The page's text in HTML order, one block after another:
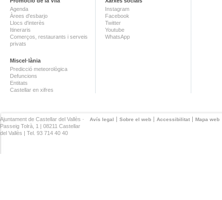
Agenda
Àrees d'esbarjo
Llocs d'interès
Itineraris
Comerços, restaurants i serveis
privats
Miscel·lània
Predicció meteorològica
Defuncions
Entitats
Castellar en xifres
Instagram
Facebook
Twitter
Youtube
WhatsApp
Avís legal Sobre el web Accessibilitat Mapa web
Ajuntament de Castellar del Vallès ·
Passeig Tolrà, 1 | 08211 Castellar
del Vallès | Tel. 93 714 40 40